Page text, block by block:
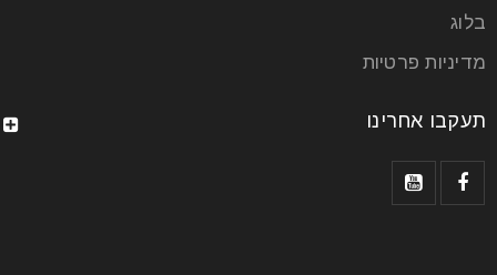
חיפוי קירות דקורטיבי מהווה בשנים האחרונות כטרנד חם
ופופולארי בעולם עיצוב הפנים. אחת האפשרויות היא לחפות
בלוג
מדיניות פרטיות
תעקבו אחרינו